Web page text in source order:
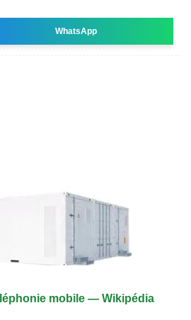
WhatsApp
mobile — Wikipédia